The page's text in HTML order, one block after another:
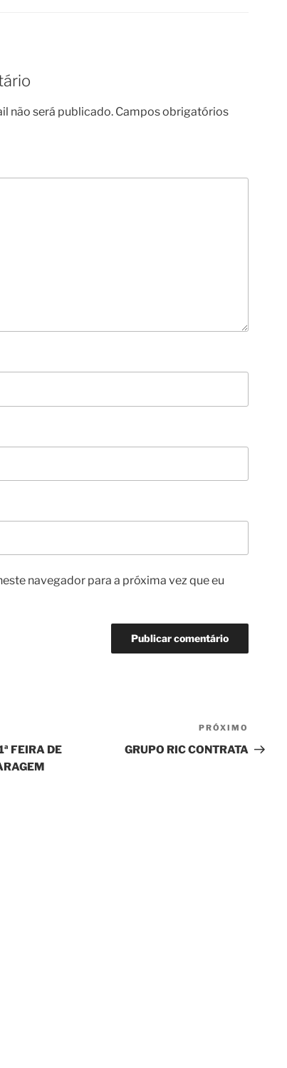
não será publicado. Campos obrigatórios
navegador para a próxima vez que eu
FEIRA DE
post
PRÓXIMO
GRUPO RIC CONTRATA